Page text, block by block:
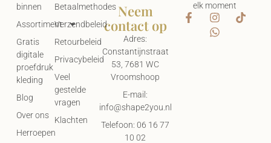
elk moment
Betaalmethodes
Verzendbeleid
Retourbeleid
Privacybeleid
Veel
gestelde
vragen
Klachten
binnen
Assortiment
Gratis
digitale
proefdruk
kleding
Blog
Over ons
Herroepen
Neem
contact op
Adres:
Constantijnstraat
53, 7681 WC
Vroomshoop
E-mail:
info@shape2you.nl
Telefoon: 06 16 77
10 02